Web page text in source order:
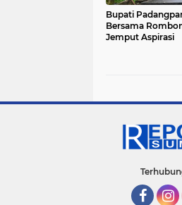
Bupati
Bersama
Jemput Aspirasi